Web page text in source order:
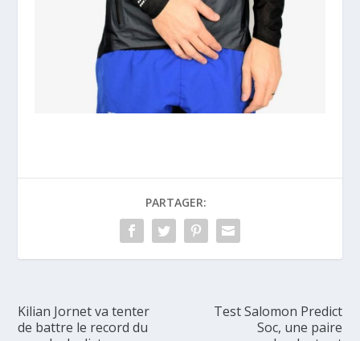
PARTAGER:
Kilian Jornet va tenter
de battre le record du
Test Salomon Predict
Soc, une paire